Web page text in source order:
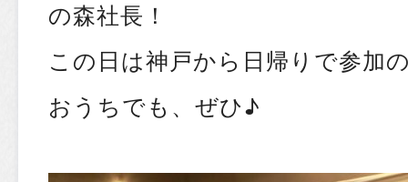
の森社長！
この日は神戸から日帰りで参加
おうちでも、ぜひ♪